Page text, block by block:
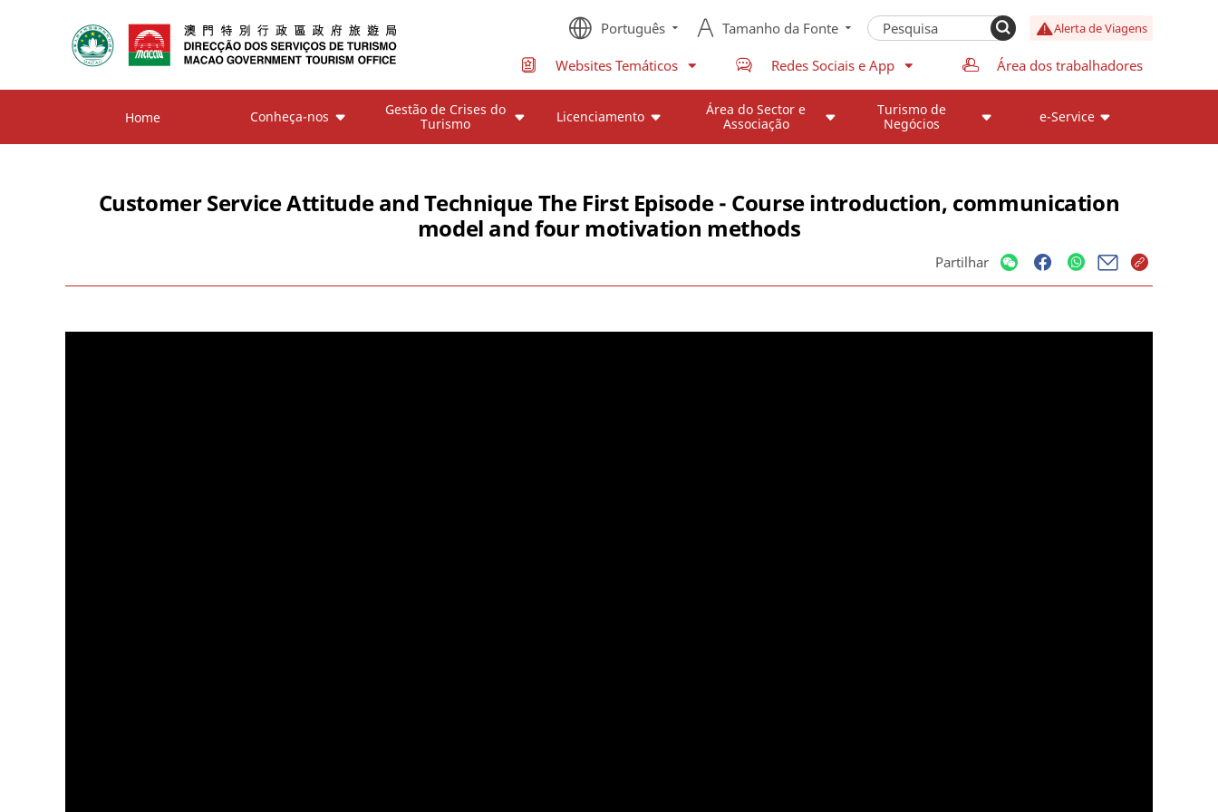
Português Tamanho da Fonte Alerta de Viagens
Websites Temáticos Redes Sociais e App Área dos trabalhadores
Home Conheça-nos
Gestão de Crises do
Turismo
Licenciamento
Área do Sector e
Associação
Turismo de
Negócios
e-Service
Customer Service Attitude and Technique The First Episode - Course introduction, communication
model and four motivation methods
Partilhar